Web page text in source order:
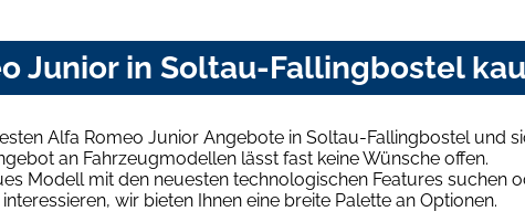
Junior in Soltau-Fallingbostel
Alfa Romeo Junior Angebote in Soltau-Fallingbostel und
an Fahrzeugmodellen lässt fast keine Wünsche offen.
Modell mit den neuesten technologischen Features suchen
wir bieten Ihnen eine breite Palette an Optionen.